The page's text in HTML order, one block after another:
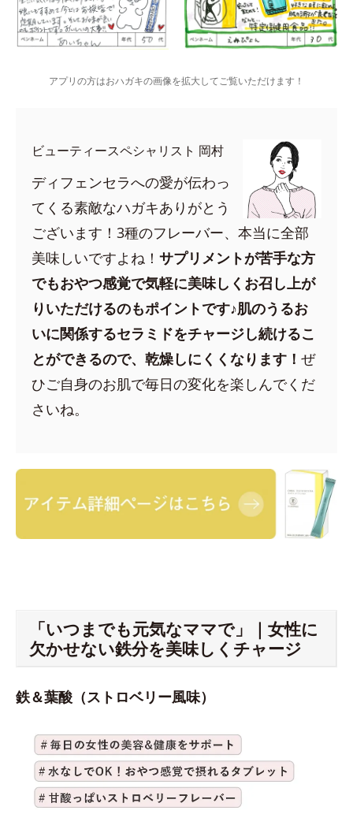
アプリの方はおハガキの画像を拡大してご覧いただけます！
ビューティースペシャリスト 岡村
ディフェンセラへの愛が伝わっ
てくる素敵なハガキありがとう
ございます！3種のフレーバー、本当に全部
美味しいですよね！ サプリメントが苦手な方
でもおやつ感覚で気軽に美味しくお召し上が
りいただけるのもポイントです♪肌のうるお
いに関係するセラミドをチャージし続けるこ
とができるので、乾燥しにくくなります！ ぜ
ひご自身のお肌で毎日の変化を楽しんでくだ
さいね。
「いつまでも元気なママで」｜女性に
欠かせない鉄分を美味しくチャージ
鉄＆葉酸（ストロベリー風味）